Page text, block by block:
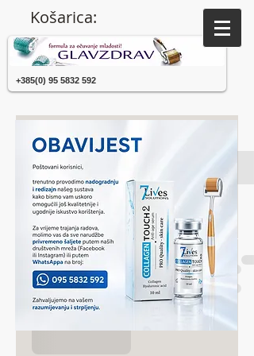
Košarica:
+385(0) 95 5832 592
Moja košarica